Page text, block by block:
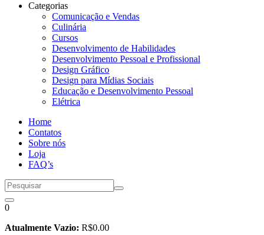
Categorias
Comunicação e Vendas
Culinária
Cursos
Desenvolvimento de Habilidades
Desenvolvimento Pessoal e Profissional
Design Gráfico
Design para Mídias Sociais
Educação e Desenvolvimento Pessoal
Elétrica
Home
Contatos
Sobre nós
Loja
FAQ’s
0
Atualmente Vazio: R$0.00